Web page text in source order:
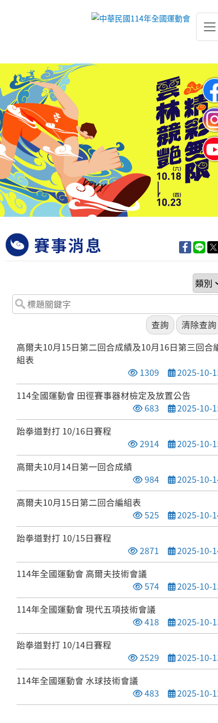
跳到主要內容
賽事消息
高爾夫10月15日第二回合成績及10月16日第三回合
組表
點閱次數
1309 發布日期
2025-10-
114全國運動會 田徑賽事器材檢定及放置公告
點閱次數
683 發布日期
2025-10-
跆拳道對打 10/16日賽程
點閱次數
2914 發布日期
2025-10-
高爾夫10月14日第一回合成績
點閱次數
984 發布日期
2025-10-
高爾夫10月15日第二回合編組表
點閱次數
525 發布日期
2025-10-
跆拳道對打 10/15日賽程
點閱次數
2871 發布日期
2025-10-
114年全國運動會 高爾夫技術會議
點閱次數
574 發布日期
2025-10-
114年全國運動會 現代五項技術會議
點閱次數
418 發布日期
2025-10-
跆拳道對打 10/14日賽程
點閱次數
2529 發布日期
2025-10-
114年全國運動會 水球技術會議
點閱次數
483 發布日期
2025-10-